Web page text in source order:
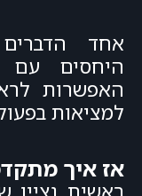
אחד
היחסים
האפשרות
למציאות
אז איך
ראשית